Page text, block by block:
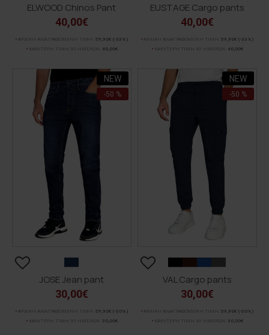
ELWOOD Chinos Pant
40,00€
ΑΡΧΙΚΗ ΑΝΑΓΡΑΦΟΜΕΝΗ ΤΙΜΗ: 59,90€ (-33%)
ΚΑΛΥΤΕΡΗ ΤΙΜΗ 30 ΗΜΕΡΩΝ:
40,00€
EUSTAGE Cargo pants
40,00€
ΑΡΧΙΚΗ ΑΝΑΓΡΑΦΟΜΕΝΗ ΤΙΜΗ: 59,90€ (-33%)
ΚΑΛΥΤΕΡΗ ΤΙΜΗ 30 ΗΜΕΡΩΝ:
40,00€
NEW
-50 %
JOSE Jean pant
30,00€
ΑΡΧΙΚΗ ΑΝΑΓΡΑΦΟΜΕΝΗ ΤΙΜΗ: 59,90€ (-50%)
ΚΑΛΥΤΕΡΗ ΤΙΜΗ 30 ΗΜΕΡΩΝ:
30,00€
NEW
-50 %
VAL Cargo pants
30,00€
ΑΡΧΙΚΗ ΑΝΑΓΡΑΦΟΜΕΝΗ ΤΙΜΗ: 59,90€ (-50%)
ΚΑΛΥΤΕΡΗ ΤΙΜΗ 30 ΗΜΕΡΩΝ:
30,00€